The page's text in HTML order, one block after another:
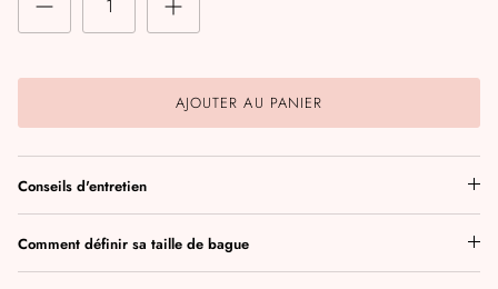
AJOUTER AU PANIER
Conseils d'entretien
Comment définir sa taille de bague